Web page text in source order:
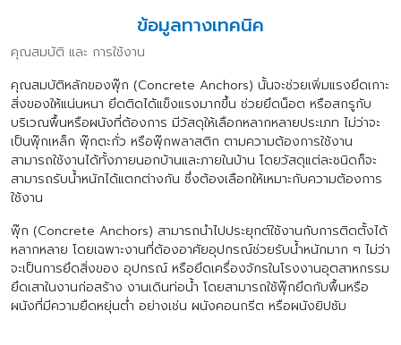
ข้อมูลทางเทคนิค
คุณสมบัติ และ การใช้งาน
คุณสมบัติหลักของพุ๊ก (Concrete Anchors) นั้นจะช่วยเพิ่มแรงยึดเกาะ
สิ่งของให้แน่นหนา ยึดติดได้แข็งแรงมากขึ้น ช่วยยึดน็อต หรือสกรูกับ
บริเวณพื้นหรือผนังที่ต้องการ มีวัสดุให้เลือกหลากหลายประเภท ไม่ว่าจะ
เป็นพุ๊กเหล็ก พุ๊กตะกั่ว หรือพุ๊กพลาสติก ตามความต้องการใช้งาน
สามารถใช้งานได้ทั้งภายนอกบ้านและภายในบ้าน โดยวัสดุแต่ละชนิดก็จะ
สามารถรับน้ำหนักได้แตกต่างกัน ซึ่งต้องเลือกให้เหมาะกับความต้องการ
ใช้งาน
พุ๊ก (Concrete Anchors) สามารถนำไปประยุกต์ใช้งานกับการติดตั้งได้
หลากหลาย โดยเฉพาะงานที่ต้องอาศัยอุปกรณ์ช่วยรับน้ำหนักมาก ๆ ไม่ว่า
จะเป็นการยึดสิ่งของ อุปกรณ์ หรือยึดเครื่องจักรในโรงงานอุตสาหกรรม
ยึดเสาในงานก่อสร้าง งานเดินท่อน้ำ โดยสามารถใช้พุ๊กยึดกับพื้นหรือ
ผนังที่มีความยืดหยุ่นต่ำ อย่างเช่น ผนังคอนกรีต หรือผนังยิปซัม